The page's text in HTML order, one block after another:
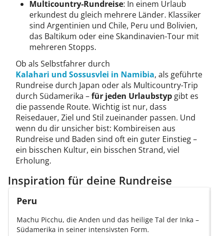
Multicountry-Rundreise: In einem Urlaub
erkundest du gleich mehrere Länder. Klassiker
sind Argentinien und Chile, Peru und Bolivien,
das Baltikum oder eine Skandinavien-Tour mit
mehreren Stopps.
Ob als Selbstfahrer durch
Kalahari und Sossusvlei in Namibia, als geführte
Rundreise durch Japan oder als Multicountry-Trip
durch Südamerika –für jeden Urlaubstyp gibt es
die passende Route. Wichtig ist nur, dass
Reisedauer, Ziel und Stil zueinander passen. Und
wenn du dir unsicher bist: Kombireisen aus
Rundreise und Baden sind oft ein guter Einstieg –
ein bisschen Kultur, ein bisschen Strand, viel
Erholung.
Inspiration für deine Rundreise
Peru
Machu Picchu, die Anden und das heilige Tal der Inka –
Südamerika in seiner intensivsten Form.